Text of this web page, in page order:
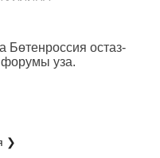
Бөтенроссия остаз-
уза.
❯